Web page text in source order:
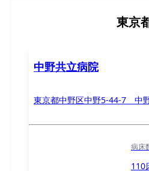
東京
中野共立病院
東京都中野区中野5-44-7 中
病床
110